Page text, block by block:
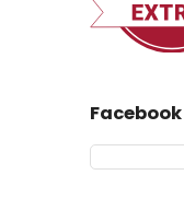
Facebook